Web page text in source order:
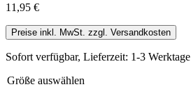
11,95 €
Preise inkl. MwSt. zzgl. Versandkosten
Sofort verfügbar, Lieferzeit: 1-3 Werktage
Größe auswählen